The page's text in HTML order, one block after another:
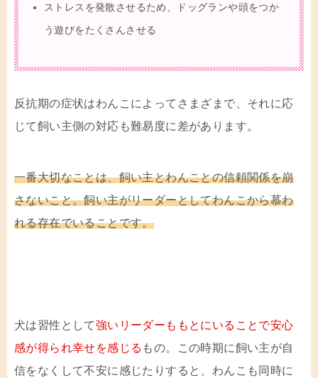
ストレスを発散させるため、ドッグランや頭をつか
う遊びをたくさんさせる
反抗期の症状はわんこによってさまざまで、それに応
じて飼い主側の対応も難易度に差があります。
一番大切なことは、飼い主とわんことの信頼関係を崩
さないこと。飼い主がリーダーとしてわんこから慕わ
れる存在でいることです。
犬は習性として強いリーダーももとにいることで安心
感が得られ幸せを感じる もの。この時期に飼い主が自
信をなくして不安に感じたりすると、わんこも同時に